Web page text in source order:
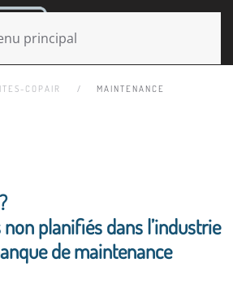
principal
COPAIR
MAINTENANCE
planifiés dans l’industrie
de maintenance